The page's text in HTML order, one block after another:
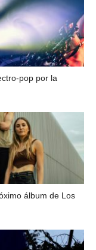
pop por la
álbum de Los